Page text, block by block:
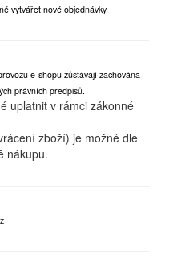
vytvářet nové objednávky.
e-shopu zůstávají zachována
právních předpisů.
uplatnit v rámci zákonné
zboží) je možné dle
nákupu.